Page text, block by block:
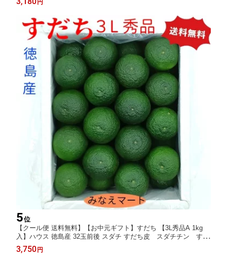
無料】 円
5位
【クール便 送料無料】【お中元ギフト】すだち 【3L秀品A 1kg
入】ハウス 徳島産 32玉前後 スダチ すだち皮 スダチチン すだ
ち酢 すだち果汁 みなえマート 特選品【北海道,沖縄便は送料別途
900円】
3,750円